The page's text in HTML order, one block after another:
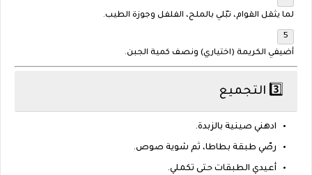
لما يثقل القوام، تبّلي بالملح، الفلفل وجوزة الطيب.
أضيفي الكريمة (اختياري) ونصف كمية الجبن.
3️⃣ التجميع
ادهني صينية بالزبدة.
رصّي طبقة بطاطا، ثم شوية صوص.
أعيدي الطبقات حتى تكملي.